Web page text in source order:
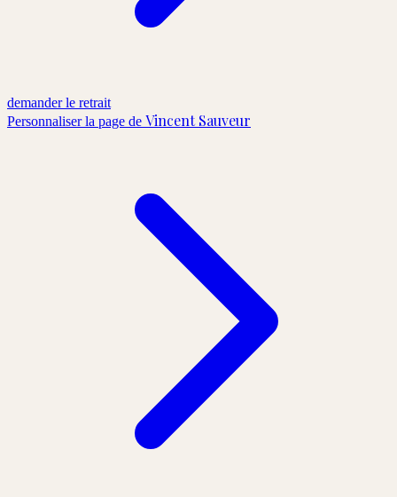
demander le retrait
Personnaliser la page de Vincent Sauveur